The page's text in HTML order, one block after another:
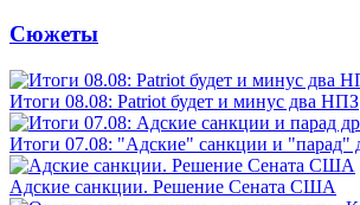
Сюжеты
Итоги 08.08: Patriot будет и минус два НПЗ
Итоги 07.08: "Адские" санкции и "парад"
Адские санкции. Решение Сената США